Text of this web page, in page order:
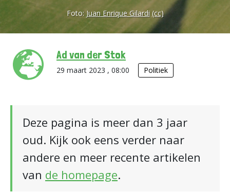
Foto:Juan Enrique Gilardi (cc)
Ad van der Stok
29 maart 2023 , 08:00 Politiek
Deze pagina is meer dan 3 jaar
oud. Kijk ook eens verder naar
andere en meer recente artikelen
van de homepage.